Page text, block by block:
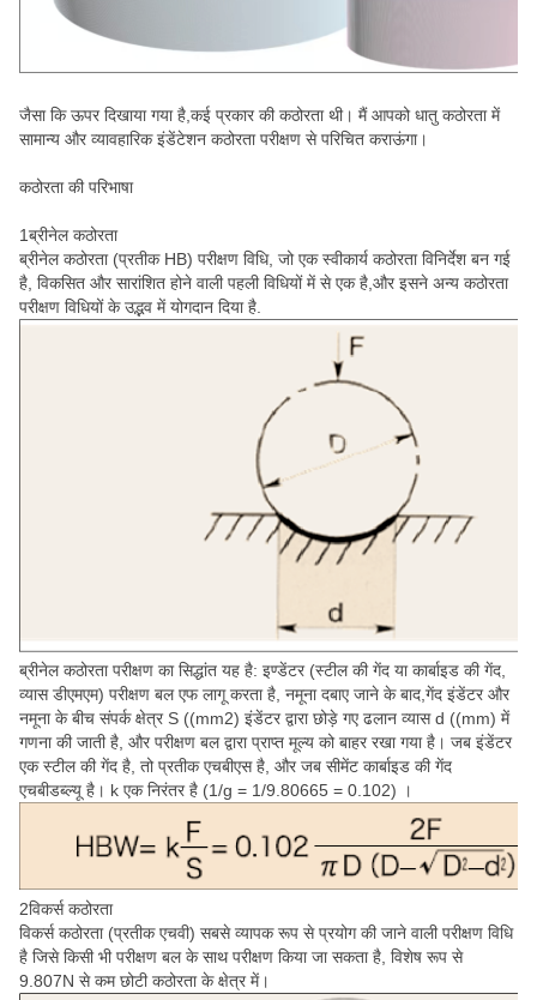
जैसा कि ऊपर दिखाया गया है,कई प्रकार की कठोरता थी। मैं आपको धातु कठोरता में
सामान्य और व्यावहारिक इंडेंटेशन कठोरता परीक्षण से परिचित कराऊंगा।
कठोरता की परिभाषा
1ब्रीनेल कठोरता
ब्रीनेल कठोरता (प्रतीक HB) परीक्षण विधि, जो एक स्वीकार्य कठोरता विनिर्देश बन गई
है, विकसित और सारांशित होने वाली पहली विधियों में से एक है,और इसने अन्य कठोरता
परीक्षण विधियों के उद्भव में योगदान दिया है.
ब्रीनेल कठोरता परीक्षण का सिद्धांत यह है: इण्डेंटर (स्टील की गेंद या कार्बाइड की गेंद,
व्यास डीएमएम) परीक्षण बल एफ लागू करता है, नमूना दबाए जाने के बाद,गेंद इंडेंटर और
नमूना के बीच संपर्क क्षेत्र S ((mm2) इंडेंटर द्वारा छोड़े गए ढलान व्यास d ((mm) में
गणना की जाती है, और परीक्षण बल द्वारा प्राप्त मूल्य को बाहर रखा गया है। जब इंडेंटर
एक स्टील की गेंद है, तो प्रतीक एचबीएस है, और जब सीमेंट कार्बाइड की गेंद
एचबीडब्ल्यू है। k एक निरंतर है (1/g = 1/9.80665 = 0.102) ।
2विकर्स कठोरता
विकर्स कठोरता (प्रतीक एचवी) सबसे व्यापक रूप से प्रयोग की जाने वाली परीक्षण विधि
है जिसे किसी भी परीक्षण बल के साथ परीक्षण किया जा सकता है, विशेष रूप से
9.807N से कम छोटी कठोरता के क्षेत्र में।